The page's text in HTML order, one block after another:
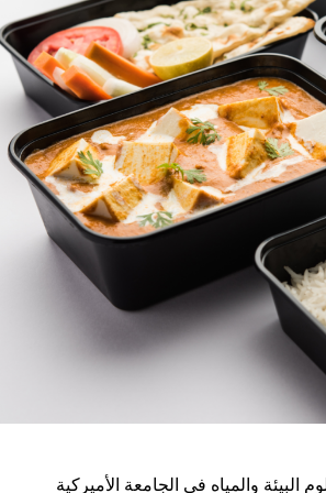
تبلغ نسبة قطع التستوستيرون
الأوليمبي الرسمي للرياضيات 10 نانومول لكل لتر، لكن البعض
ويقع بعض الرجال في النطاق
الهرمونية الطبيعية التي تختلف
على ذلك. فإن الارتفاع الطبيعي لهرمون
دائمًا للأداء الجيد. بعض الرياضيين
لديهم مستويات هرمون
مجموعة الإناث، على سبيل المثال:
وجدت دراسة حديثة شملت 693 رياضيًا من النخبة في الغدد
الصماء السريرية أن 16.5 في المئة من الذكور لديهم مستويات
كانت أقل من نطاق الذكور وانخفض
2 في المئة في مجموعة الإناث. وكان ما يقرب من
أعلى من الحد الأقصى المسموح به
النساء الرياضيات على خفض هرمون
إلى مستوى “مقبول” أمر خطير أيضًا.
منع الهرمونات أو إجراء عملية
لمثل هذه العلاجات، التي تنطوي على
مثل خلل بالكهربائية القلبية الذي
والمياه في الجامعة الأميركية